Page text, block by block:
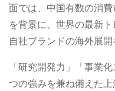
面では、中国有数の消
を背景に、世界の最新
自社ブランドの海外展開
「研究開発力」「事業
つの強みを兼ね備えた